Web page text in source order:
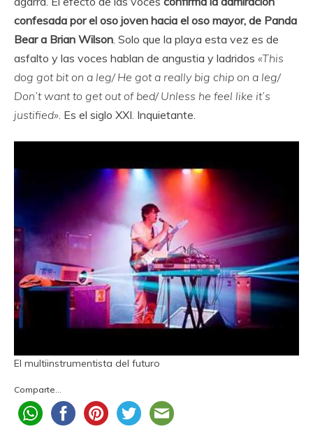
confesada por el oso joven hacia el oso mayor, de Panda
Bear a Brian Wilson . Solo que la playa esta vez es de
asfalto y las voces hablan de angustia y ladridos «This
dog got bit on a leg/ He got a really big chip on a leg/
Don’t want to get out of bed/ Unless he feel like it’s
justified» . Es el siglo XXI. Inquietante.
El multiinstrumentista del futuro
Comparte...